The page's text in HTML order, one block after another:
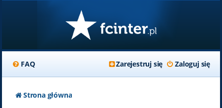
FAQ Zaloguj się
Zarejestruj się
Strona główna